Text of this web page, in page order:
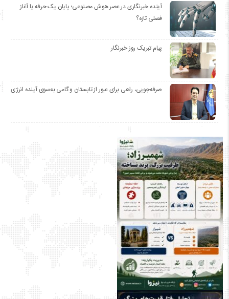
آینده خبرنگاری در عصر هوش مصنوعی؛ پایان یک حرفه یا آغاز
فصلی تازه؟
پیام تبریک روز خبرنگار
صرفه‌جویی، راهی برای عبور از تابستان و گامی به‌سوی آینده انرژی